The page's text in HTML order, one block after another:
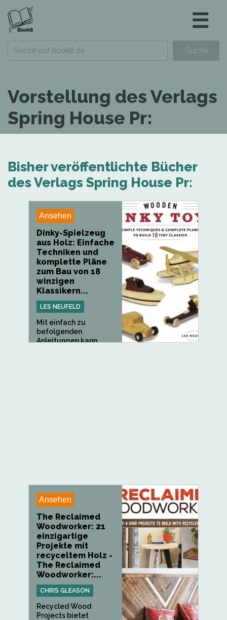
☰
Vorstellung des Verlags
Spring House Pr:
Bisher veröffentlichte Bücher
des Verlags Spring House Pr:
Ansehen
Dinky-Spielzeug
aus Holz: Einfache
Techniken und
komplette Pläne
zum Bau von 18
winzigen
Klassikern...
LES NEUFELD
Mit einfach zu
befolgenden
Anleitungen kann
Ansehen
The Reclaimed
Woodworker: 21
einzigartige
Projekte mit
recyceltem Holz -
The Reclaimed
Woodworker:...
CHRIS GLEASON
Recycled Wood
Projects bietet